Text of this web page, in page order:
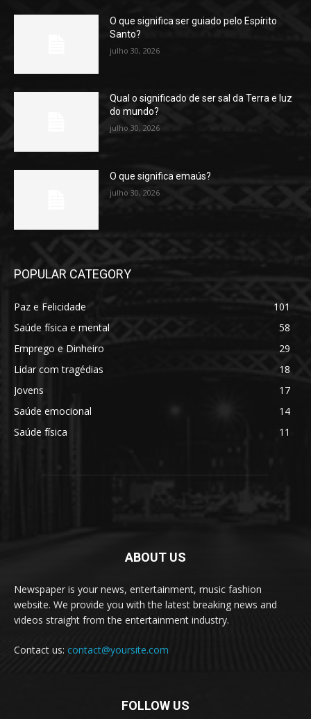
O que significa ser guiado pelo Espírito
Santo?
julho 30, 2026
Qual o significado de ser sal da Terra e luz
do mundo?
julho 30, 2026
O que significa emaús?
julho 30, 2026
POPULAR CATEGORY
Paz e Felicidade
101
Saúde física e mental
58
Emprego e Dinheiro
29
Lidar com tragédias
18
Jovens
17
Saúde emocional
14
Saúde física
11
ABOUT US
Newspaper is your news, entertainment, music fashion
website. We provide you with the latest breaking news and
videos straight from the entertainment industry.
Contact us: contact@yoursite.com
FOLLOW US